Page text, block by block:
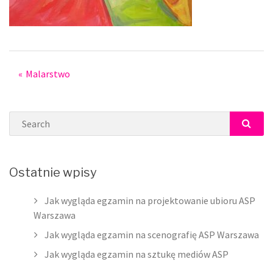
Post
Malarstwo
Search
Ostatnie wpisy
Jak wygląda egzamin na projektowanie ubioru ASP
Warszawa
Jak wygląda egzamin na scenografię ASP Warszawa
Jak wygląda egzamin na sztukę mediów ASP